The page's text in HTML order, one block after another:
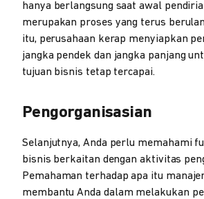
hanya berlangsung saat awal
merupakan proses yang terus
itu, perusahaan kerap menyiapkan
jangka pendek dan jangka panjang
tujuan bisnis tetap tercapai.
Pengorganisasian
Selanjutnya, Anda perlu memahami
bisnis berkaitan dengan aktivitas
Pemahaman terhadap apa itu
membantu Anda dalam melakukan